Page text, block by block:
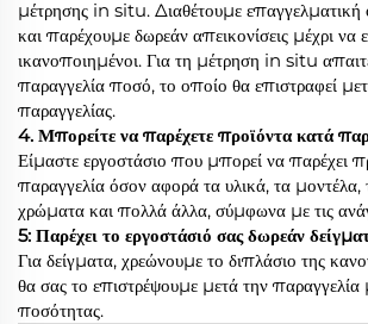
μέτρησης in situ. Διαθέτουμε επαγγελματική
και παρέχουμε δωρεάν απεικονίσεις μέχρι να
ικανοποιημένοι. Για τη μέτρηση in situ
παραγγελία ποσό, το οποίο θα επιστραφεί
παραγγελίας.
4. Μπορείτε να παρέχετε προϊόντα κατά
Είμαστε εργοστάσιο που μπορεί να παρέχει
παραγγελία όσον αφορά τα υλικά, τα μοντέλα,
χρώματα και πολλά άλλα, σύμφωνα με τις
5: Παρέχει το εργοστάσιό σας δωρεάν
Για δείγματα, χρεώνουμε το διπλάσιο της
θα σας το επιστρέψουμε μετά την παραγγελία
ποσότητας.